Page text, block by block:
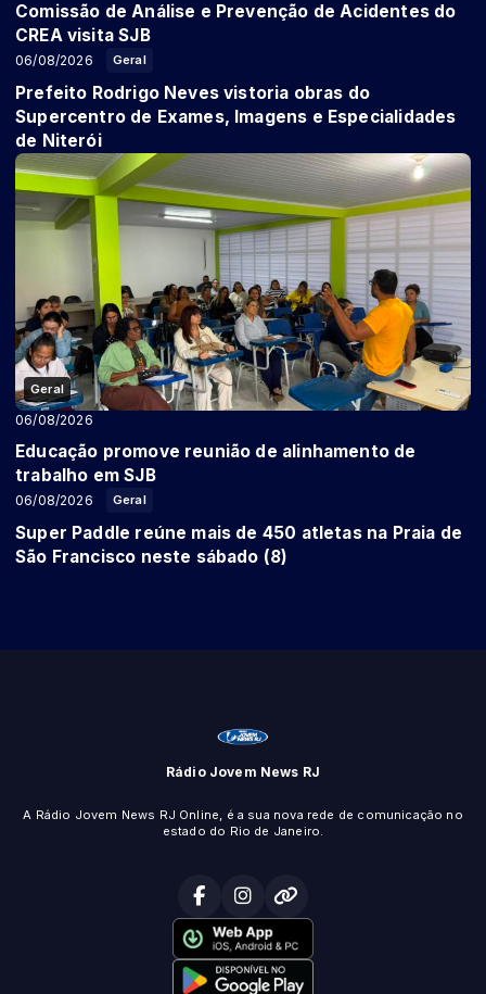
Comissão de Análise e Prevenção de Acidentes do
CREA visita SJB
Geral
06/08/2026
Prefeito Rodrigo Neves vistoria obras do
Supercentro de Exames, Imagens e Especialidades
de Niterói
Geral
06/08/2026
Educação promove reunião de alinhamento de
trabalho em SJB
Geral
06/08/2026
Super Paddle reúne mais de 450 atletas na Praia de
São Francisco neste sábado (8)
Rádio Jovem News RJ
A Rádio Jovem News RJ Online, é a sua nova rede de comunicação no
estado do Rio de Janeiro.